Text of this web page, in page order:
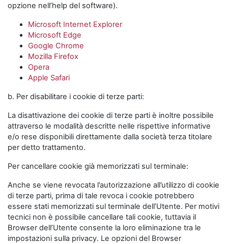
opzione nell’help del software).
Microsoft Internet Explorer
Microsoft Edge
Google Chrome
Mozilla Firefox
Opera
Apple Safari
b. Per disabilitare i cookie di terze parti:
La disattivazione dei cookie di terze parti è inoltre possibile
attraverso le modalità descritte nelle rispettive informative
e/o rese disponibili direttamente dalla società terza titolare
per detto trattamento.
Per cancellare cookie già memorizzati sul terminale:
Anche se viene revocata l’autorizzazione all’utilizzo di cookie
di terze parti, prima di tale revoca i cookie potrebbero
essere stati memorizzati sul terminale dell’Utente. Per motivi
tecnici non è possibile cancellare tali cookie, tuttavia il
Browser dell’Utente consente la loro eliminazione tra le
impostazioni sulla privacy. Le opzioni del Browser